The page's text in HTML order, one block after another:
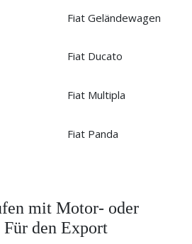
Fiat Geländewagen
Fiat Ducato
Fiat Multipla
Fiat Panda
mit Motor- oder
Für den Export